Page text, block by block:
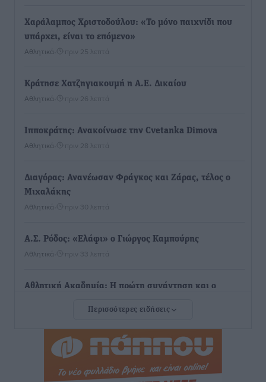
Χαράλαμπος Χριστοδούλου: «Το μόνο παιχνίδι που
υπάρχει, είναι το επόμενο»
Αθλητικά πριν 25 λεπτά
Κράτησε Χατζηγιακουμή η Α.Ε. Δικαίου
Αθλητικά πριν 26 λεπτά
Ιπποκράτης: Ανακοίνωσε την Cvetanka Dimova
Αθλητικά πριν 28 λεπτά
Διαγόρας: Ανανέωσαν Φράγκος και Ζάρας, τέλος ο
Μιχαλάκης
Αθλητικά πριν 30 λεπτά
Α.Σ. Ρόδος: «Ελάφι» ο Γιώργος Καμπούρης
Αθλητικά πριν 33 λεπτά
Αθλητική Ακαδημία: Η πρώτη συνάντηση και ο
πριν 34 λεπτά
Loutraki K19 Finals: Στην 3η θέση οι Νίκος
πριν 36 λεπτά
Περισσότερες ειδήσεις